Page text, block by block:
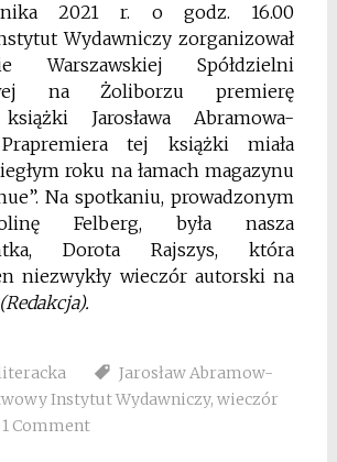
2021 r. o godz. 16.00
Wydawniczy zorganizował
Warszawskiej Spółdzielni
na Żoliborzu premierę
Jarosława Abramowa-
tej książki miała
roku na łamach magazynu
Na spotkaniu, prowadzonym
Felberg, była nasza
Dorota Rajszys, która
niezwykły wieczór autorski na
(Redakcja).
Jarosław Abramow-
Instytut Wydawniczy, wieczór
1 Comment